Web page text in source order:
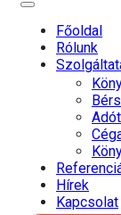
Főoldal
Rólunk
Hírek
Kapcsolat